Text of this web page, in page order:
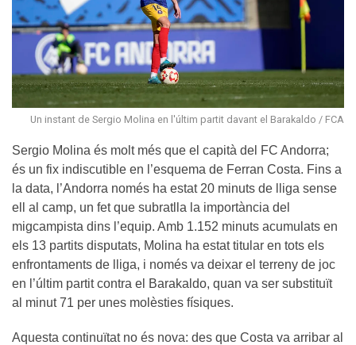
Un instant de Sergio Molina en l'últim partit davant el Barakaldo / FCA
Sergio Molina és molt més que el capità del FC Andorra;
és un fix indiscutible en l’esquema de Ferran Costa. Fins a
la data, l’Andorra només ha estat 20 minuts de lliga sense
ell al camp, un fet que subratlla la importància del
migcampista dins l’equip. Amb 1.152 minuts acumulats en
els 13 partits disputats, Molina ha estat titular en tots els
enfrontaments de lliga, i només va deixar el terreny de joc
en l’últim partit contra el Barakaldo, quan va ser substituït
al minut 71 per unes molèsties físiques.
Aquesta continuïtat no és nova: des que Costa va arribar al